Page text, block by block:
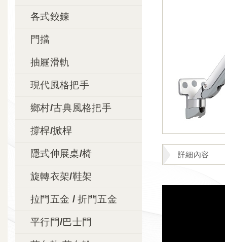
各式鉸鍊
門擋
抽屜滑軌
現代風格把手
鄉村/古典風格把手
撐桿/掀桿
隱式伸展桌/椅
旋轉衣架/鞋架
拉門五金 / 折門五金
平行門/巴士門
詳細內容